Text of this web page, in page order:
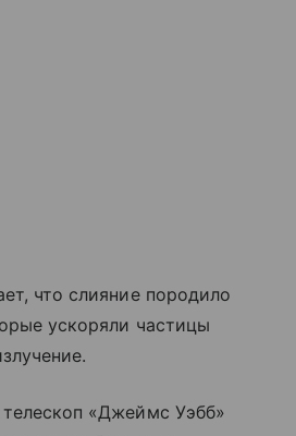
что слияние породило
ускоряли частицы
«Джеймс Уэбб»